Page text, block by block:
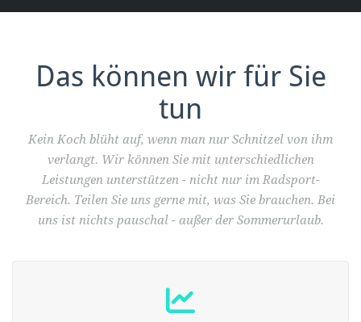
Das können wir für Sie
tun
Kein Koch blüht auf, wenn man nur Schnitzel von ihm
verlangt. Wir können Sie mit unterschiedlichen
Leistungen unterstützen - nicht nur im Radsport-
Bereich. Teilen Sie uns gerne mit, was Sie brauchen. Bei
uns ist nichts pauschal - außer der Sommerurlaub.